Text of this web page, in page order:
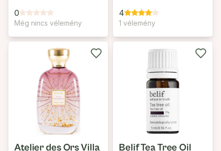
0
Még nincs vélemény
4
1 vélemény
Atelier des Ors Villa
Belif Tea Tree Oil